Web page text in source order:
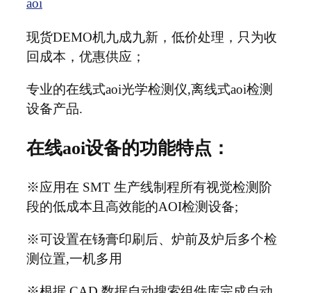
aoi
现货DEMO机九成九新，低价处理，只为收
回成本，优惠供应；
专业的在线式aoi光学检测仪,离线式aoi检测
设备产品.
在线aoi设备的功能特点：
※应用在 SMT 生产线制程所有视觉检测阶
段的低成本且高效能的AOI检测设备;
※可设置在钖膏印刷后、炉前及炉后多个检
测位置,一机多用